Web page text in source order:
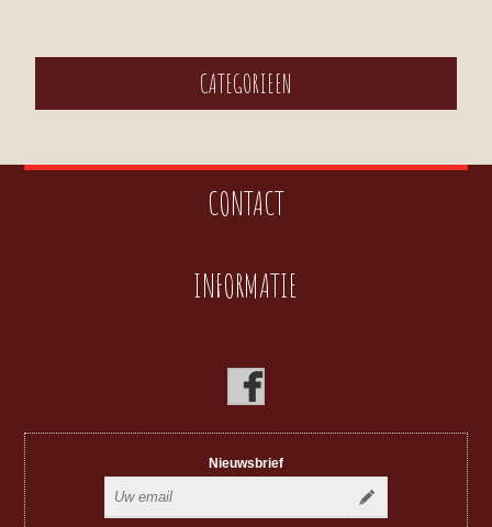
CATEGORIEEN
CONTACT
INFORMATIE
Nieuwsbrief